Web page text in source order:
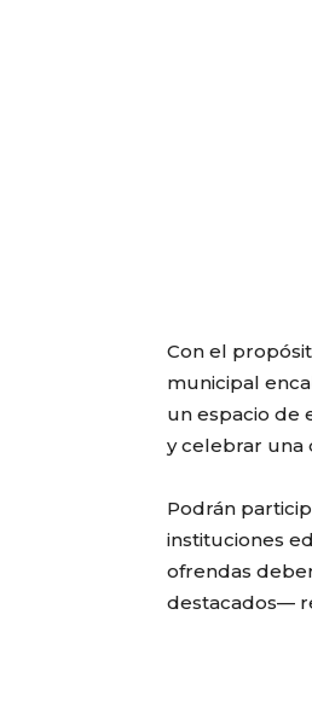
Con el
municipal
un espacio de
y celebrar una
Podrán
instituciones
ofrendas
destacados—